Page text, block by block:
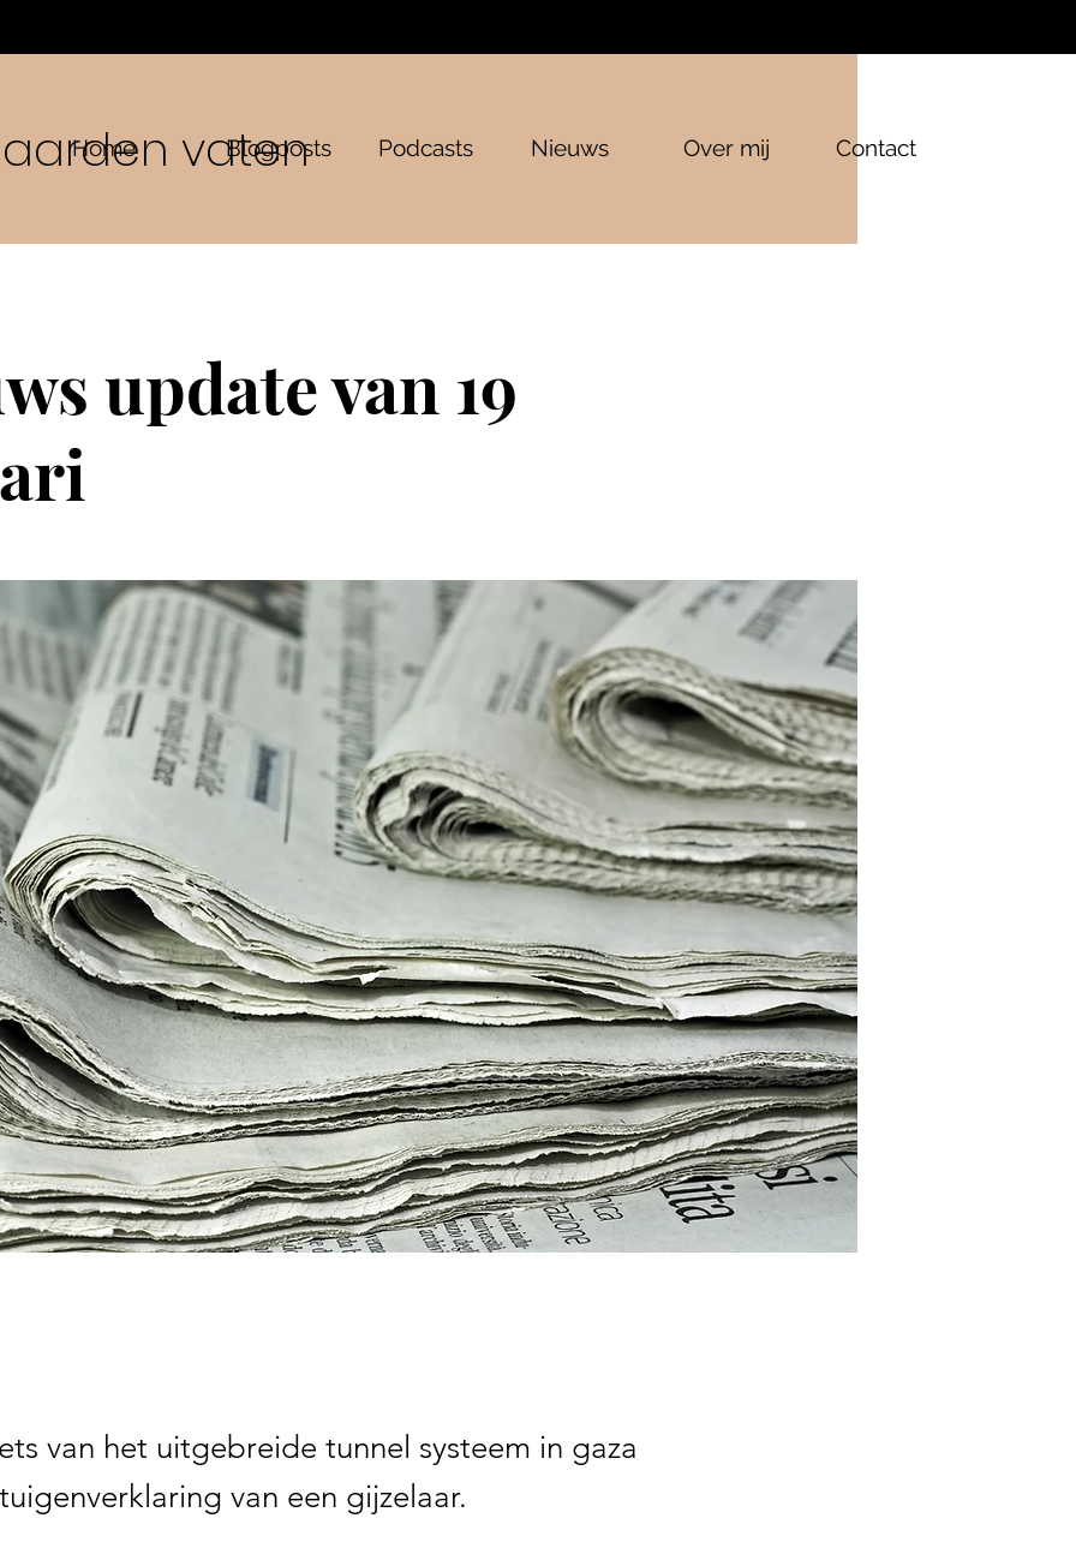
vaten
Home Blogposts Podcasts Nieuws Over mij Contact
update van 19
van het uitgebreide tunnel systeem in gaza
van een gijzelaar.